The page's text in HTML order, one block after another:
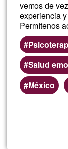
vemos de
experiencia
Permítenos
Salud
México